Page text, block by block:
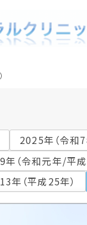
ク
栄
委員
通信
2025年（令和7
年（令和元年/平成
年（平成25年）